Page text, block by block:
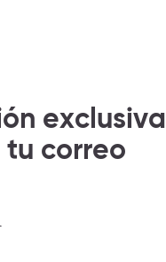
exclusiva
correo